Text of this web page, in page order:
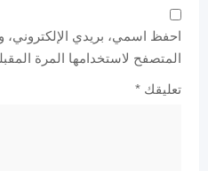
احفظ اسمي، بريدي الإلكتروني،
المتصفح لاستخدامها المرة
تعليقك *